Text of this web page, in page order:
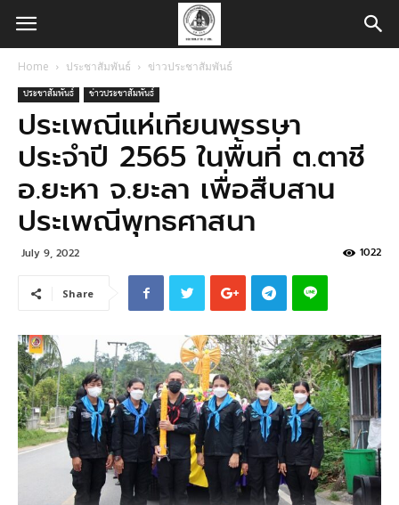
Home ประชาสัมพันธ์ ข่าวประชาสัมพันธ์
ประชาสัมพันธ์ ข่าวประชาสัมพันธ์
ประเพณีแห่เทียนพรรษา
ประจำปี 2565 ในพื้นที่ ต.ตาชี
อ.ยะหา จ.ยะลา เพื่อสืบสาน
ประเพณีพุทธศาสนา
July 9, 2022 1022
Share